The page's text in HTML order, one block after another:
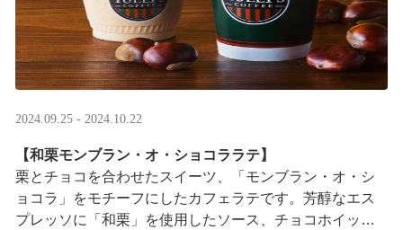
2024.09.25 - 2024.10.22
【和栗モンブラン・オ・ショコララテ】
栗とチョコを合わせたスイーツ、「モンブラン・オ・シ
ョコラ」をモチーフにしたカフェラテです。芳醇なエス
プレッソに「和栗」を使用したソース、チョコホイップ